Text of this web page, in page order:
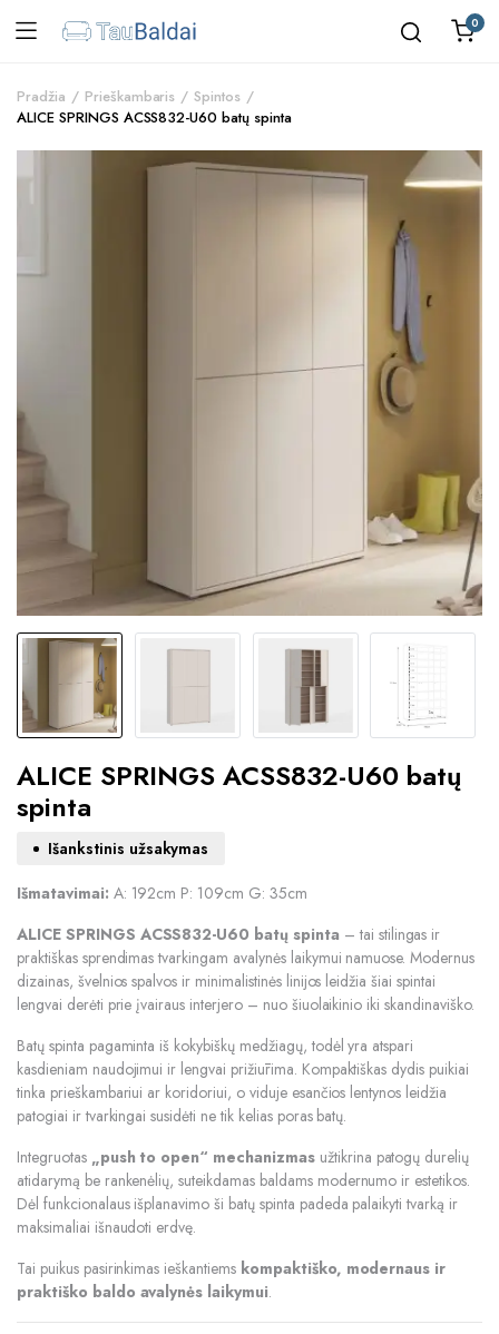
0
Pradžia Prieškambaris
Spintos
ALICE SPRINGS ACSS832-U60 batų spinta
ALICE SPRINGS ACSS832-U60 batų
spinta
Išankstinis užsakymas
Išmatavimai: A: 192cm P: 109cm G: 35cm
ALICE SPRINGS ACSS832-U60 batų spinta – tai stilingas ir
praktiškas sprendimas tvarkingam avalynės laikymui namuose. Modernus
dizainas, švelnios spalvos ir minimalistinės linijos leidžia šiai spintai
lengvai derėti prie įvairaus interjero – nuo šiuolaikinio iki skandinaviško.
Batų spinta pagaminta iš kokybiškų medžiagų, todėl yra atspari
kasdieniam naudojimui ir lengvai prižiūrima. Kompaktiškas dydis puikiai
tinka prieškambariui ar koridoriui, o viduje esančios lentynos leidžia
patogiai ir tvarkingai susidėti ne tik kelias poras batų.
Integruotas „push to open“ mechanizmasužtikrina patogų durelių
atidarymą be rankenėlių, suteikdamas baldams modernumo ir estetikos.
Dėl funkcionalaus išplanavimo ši batų spinta padeda palaikyti tvarką ir
maksimaliai išnaudoti erdvę.
Tai puikus pasirinkimas ieškantiems kompaktiško, modernaus ir
praktiško baldo avalynės laikymui.